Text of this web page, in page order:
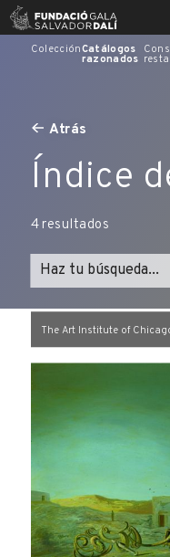
Skip
ColecciónCatálogos
razonados
Atrás
Índice
4 resultados
The Art Institute of